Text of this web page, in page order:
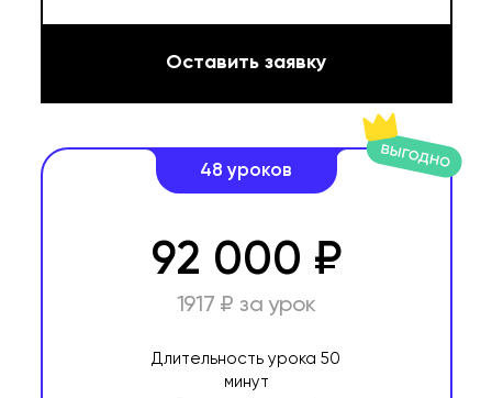
Оставить заявку
48 уроков
92 000 ₽
1917 ₽ за урок
Длительность урока 50
минут